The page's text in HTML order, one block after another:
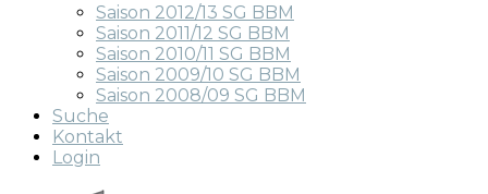
Saison 2012/13 SG BBM
Saison 2011/12 SG BBM
Saison 2010/11 SG BBM
Saison 2009/10 SG BBM
Saison 2008/09 SG BBM
Suche
Kontakt
Login